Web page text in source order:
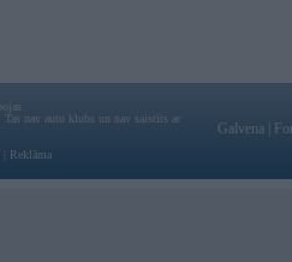
nav auto klubs un nav saistīts ar
Reklāma
Galvena